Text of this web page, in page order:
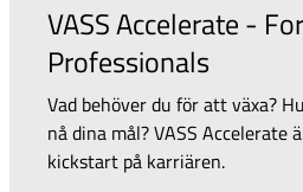
VASS Accelerate -
Professionals
Vad behöver du för att växa?
nå dina mål? VASS Accelerate
kickstart på karriären.